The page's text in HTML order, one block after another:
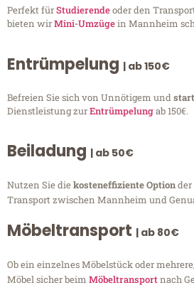
Perfekt fürStudierendeoder den
bieten wirMini-Umzügein Mannheim
Entrümpelung | ab 150€
Befreien Sie sich von Unnötigem und
Dienstleistung zurEntrümpelungab 150€.
Beiladung | ab 50€
Nutzen Sie diekosteneffiziente Optionder
Transport zwischen Mannheim und
Möbeltransport | ab 80€
Ob ein einzelnes Möbelstück oder
Möbel sicher beim Möbeltransportnach